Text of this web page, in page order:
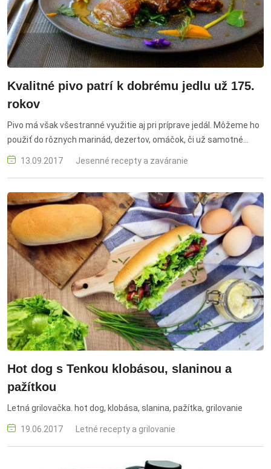
Kvalitné pivo patrí k dobrému jedlu už 175.
rokov
Pivo má však všestranné využitie aj pri príprave jedál. Môžeme ho
použiť do rôznych marinád, dezertov, omáčok, či už samotné
alebo ako pivný základ. pivo, gastronómia, tradícia, pivovarníctvo,
13.09.2017 Jesenné recepty a zaváranie
Hot dog s Tenkou klobásou, slaninou a
pažítkou
Letná grilovačka. hot dog, klobása, slanina, pažítka, grilovanie
19.06.2017 Letné recepty a grilovanie